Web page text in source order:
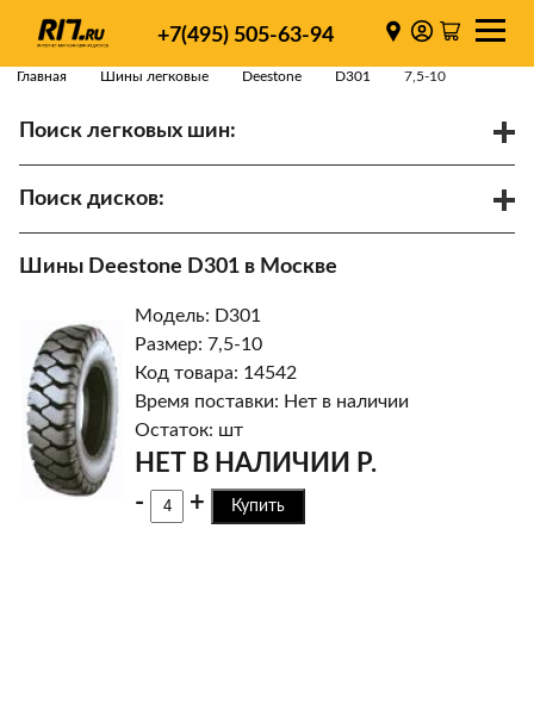
+7(495) 505-63-94
Главная Шины легковые Deestone D301 7,5-10
Поиск легковых шин:
Поиск дисков:
Найти
Шины Deestone D301 в Москве
Модель: D301
Размер: 7,5-10
Код товара: 14542
Время поставки: Нет в наличии
Остаток: шт
НЕТ В НАЛИЧИИ Р.
-
+ Купить